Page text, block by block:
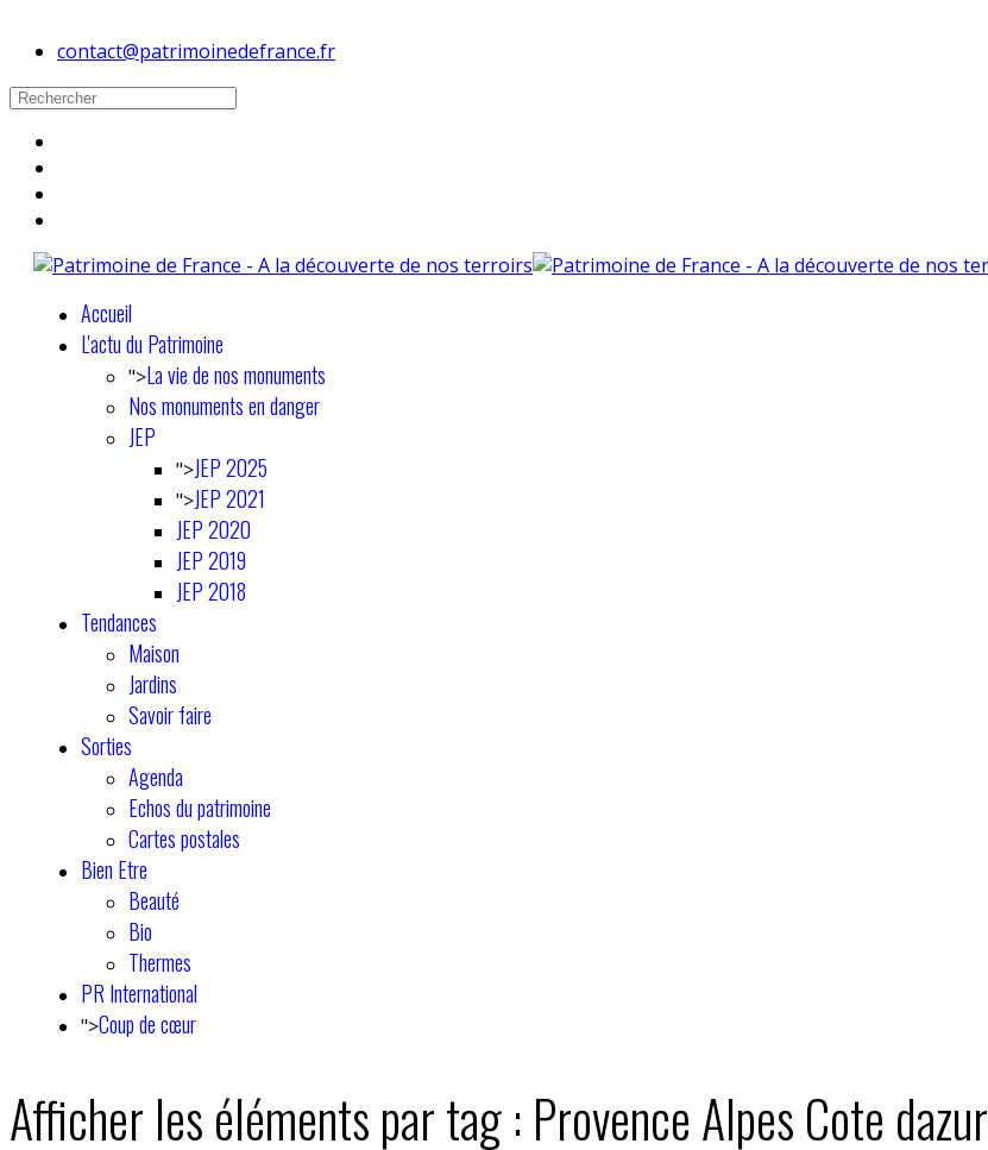
contact@patrimoinedefrance.fr
Accueil
L'actu du Patrimoine
">La vie de nos monuments
Nos monuments en danger
JEP
">JEP 2025
">JEP 2021
JEP 2020
JEP 2019
JEP 2018
Tendances
Maison
Jardins
Savoir faire
Sorties
Agenda
Echos du patrimoine
Cartes postales
Bien Etre
Beauté
Bio
Thermes
PR International
">Coup de cœur
Afficher les éléments par tag : Provence Alpes Cote dazur